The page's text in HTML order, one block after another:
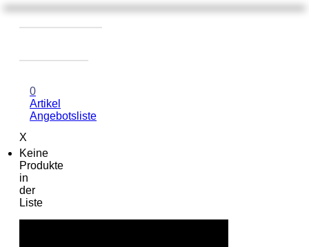
0
Artikel
Angebotsliste
X
Keine
Produkte
in
der
Liste